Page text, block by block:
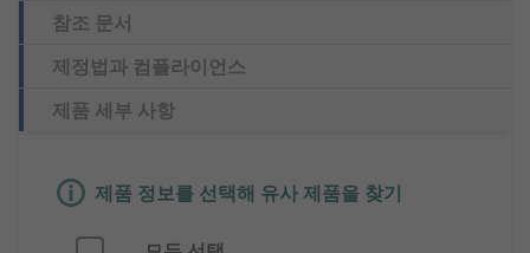
참조 문서
제정법과 컴플라이언스
제품 세부 사항
제품 정보를 선택해 유사 제품을 찾기